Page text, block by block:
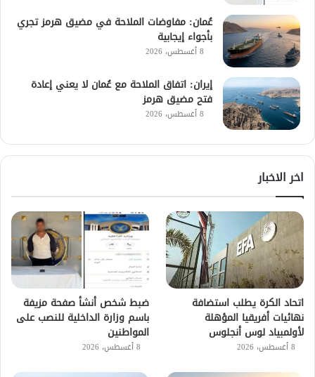
عُمان: مفاوضات الملاحة في مضيق هرمز تجري
بأجواء إيجابية
8 أغسطس، 2026
إيران: اتفاق الملاحة مع عُمان لا يعني إعادة
فتح مضيق هرمز
8 أغسطس، 2026
اخر الاخبار
اتحاد الكرة يطلب استضافة
نهائيات أفريقيا المؤهلة
لأولمبياد لوس أنجلوس
8 أغسطس، 2026
ضبط شخص أنشأ صفحة مزيفة
باسم وزارة الداخلية للنصب على
المواطنين
8 أغسطس، 2026